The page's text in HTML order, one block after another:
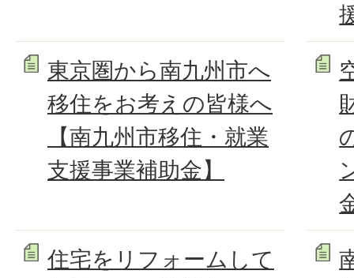
東京圏から南九州市へ
移住をお考えの皆様へ
【南九州市移住・就業
支援事業補助金】
住宅をリフォームして